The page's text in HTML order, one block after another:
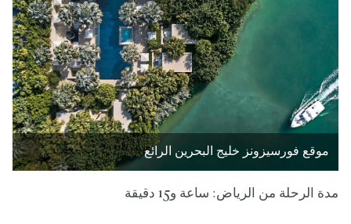
موقع فورسيزونز خليج البحرين الرائع
مدة الرحلة من الرياض: ساعة و15 دقيقة